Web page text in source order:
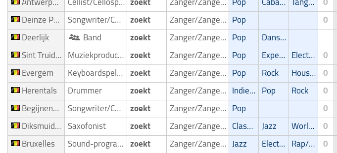
Deinze Petegemaande Leie Songwriter/Componist zoekt Zanger/Zangeres Pop 0
Deerlijk Band zoekt Zanger/Zangeres Pop Dans/Amusementsmuziek
Sint Truiden Gelinden Muziekproducent zoekt Zanger/Zangeres Pop Experimental Electronic 0
Evergem Keyboardspeler/Toetsenist zoekt Zanger/Zangeres Pop Rock House 0
Herentals Drummer zoekt Zanger/Zangeres Indie/Alternative Pop Rock 0
Begijnendijk Songwriter/Componist zoekt Zanger/Zangeres Pop 0
Diksmuide Beerst Saxofonist zoekt Zanger/Zangeres Classic Jazz World music 0
Bruxelles Sound-programmeur zoekt Zanger/Zangeres Jazz Electronic Rap/Hip-Hop/RnB 0